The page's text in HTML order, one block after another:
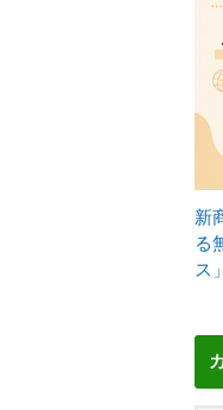
新
る
ス」